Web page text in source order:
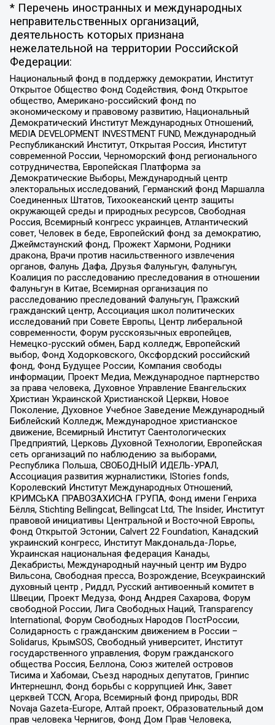
* Перечень иностранных и международных
неправительственных организаций,
деятельность которых признана
нежелательной на территории Российской
Федерации:
Национальный фонд в поддержку демократии, Институт
Открытое Общество Фонд Содействия, Фонд Открытое
общество, Американо-российский фонд по
экономическому и правовому развитию, Национальный
Демократический Институт Международных Отношений,
MEDIA DEVELOPMENT INVESTMENT FUND, Международный
Республиканский Институт, Открытая Россия, Институт
современной России, Черноморский фонд регионального
сотрудничества, Европейская Платформа за
Демократические Выборы, Международный центр
электоральных исследований, Германский фонд Маршалла
Соединенных Штатов, Тихоокеанский центр защиты
окружающей среды и природных ресурсов, Свободная
Россия, Всемирный конгресс украинцев, Атлантический
совет, Человек в беде, Европейский фонд за демократию,
Джеймстаунский фонд, Прожект Хармони, Родники
дракона, Врачи против насильственного извлечения
органов, Фалунь Дафа, Друзья Фалуньгун, Фалуньгун,
Коалиция по расследованию преследования в отношении
Фалуньгун в Китае, Всемирная организация по
расследованию преследований Фалуньгун, Пражский
гражданский центр, Ассоциация школ политических
исследований при Совете Европы, Центр либеральной
современности, Форум русскоязычных европейцев,
Немецко-русский обмен, Бард колледж, Европейский
выбор, Фонд Ходорковского, Оксфордский российский
фонд, Фонд Будущее России, Компания свободы
информации, Проект Медиа, Международное партнерство
за права человека, Духовное Управление Евангельских
Христиан Украинской Христианской Церкви, Новое
Поколение, Духовное Учебное Заведение Международный
Библейский Колледж, Международное христианское
движение, Всемирный Институт Саентологических
Предприятий, Церковь Духовной Технологии, Европейская
сеть организаций по наблюдению за выборами,
Республика Польша, СВОБОДНЫЙ ИДЕЛЬ-УРАЛ,
Ассоциация развития журналистики, IStories fonds,
Королевский Институт Международных Отношений,
КРИМСЬКА ПРАВОЗАХИСНА ГРУПА, Фонд имени Генриха
Бёлля, Stichting Bellingcat, Bellingcat Ltd, The Insider, Институт
правовой инициативы Центральной и Восточной Европы,
Фонд Открытой Эстонии, Calvert 22 Foundation, Канадский
украинский конгресс, Институт Макдональда-Лорье,
Украинская национальная федерация Канады,
Декабристы, Международный научный центр им Вудро
Вильсона, Свободная пресса, Возрождение, Всеукраинский
духовный центр , Риддл, Русский антивоенный комитет в
Швеции, Проект Медуза, Фонд Андрея Сахарова, Форум
свободной России, Лига Свободных Наций, Transparеncy
International, Форум Свободных Народов ПостРоссии,
Солидарность с гражданским движением в России –
Solidarus, КрымSOS, Свободный университет, Институт
государственного управления, Форум гражданского
общества Россия, Беллона, Союз жителей островов
Тисима и Хабомаи, Съезд народных депутатов, Гринпис
Интернешнл, Фонд борьбы с коррупцией Инк, Завет
церквей TCCN, Агора, Всемирный фонд природы, BDR
Novaja Gazeta-Europe, Алтай проект, Образовательный дом
прав человека Чернигов, Фонд Дом Прав Человека,